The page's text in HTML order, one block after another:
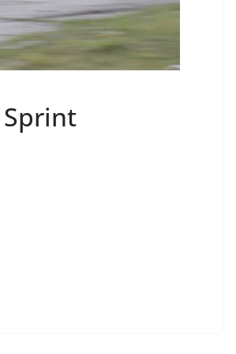
Sprint
15.05.2016